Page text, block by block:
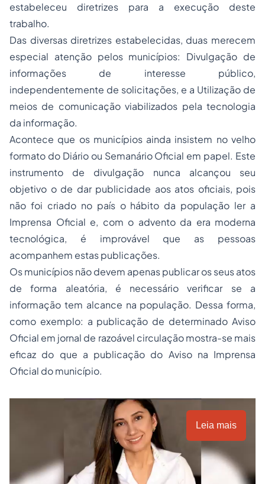
estabeleceu diretrizes para a execução deste
trabalho.
Das diversas diretrizes estabelecidas, duas merecem
especial atenção pelos municípios: Divulgação de
informações de interesse público,
independentemente de solicitações, e a Utilização de
meios de comunicação viabilizados pela tecnologia
da informação.
Acontece que os municípios ainda insistem no velho
formato do Diário ou Semanário Oficial em papel. Este
instrumento de divulgação nunca alcançou seu
objetivo o de dar publicidade aos atos oficiais, pois
não foi criado no país o hábito da população ler a
Imprensa Oficial e, com o advento da era moderna
tecnológica, é improvável que as pessoas
acompanhem estas publicações.
Os municípios não devem apenas publicar os seus atos
de forma aleatória, é necessário verificar se a
informação tem alcance na população. Dessa forma,
como exemplo: a publicação de determinado Aviso
Oficial em jornal de razoável circulação mostra-se mais
eficaz do que a publicação do Aviso na Imprensa
Oficial do município.
Leia mais